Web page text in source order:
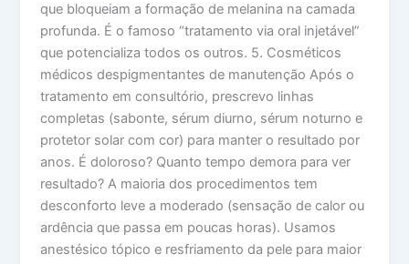
que bloqueiam a formação de melanina na camada
profunda. É o famoso “tratamento via oral injetável”
que potencializa todos os outros. 5. Cosméticos
médicos despigmentantes de manutenção Após o
tratamento em consultório, prescrevo linhas
completas (sabonte, sérum diurno, sérum noturno e
protetor solar com cor) para manter o resultado por
anos. É doloroso? Quanto tempo demora para ver
resultado? A maioria dos procedimentos tem
desconforto leve a moderado (sensação de calor ou
ardência que passa em poucas horas). Usamos
anestésico tópico e resfriamento da pele para maior